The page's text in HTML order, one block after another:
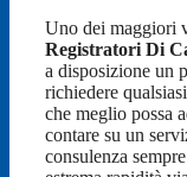
Uno dei maggiori
Registratori Di
a disposizione un
richiedere
che meglio possa
contare su un
consulenza